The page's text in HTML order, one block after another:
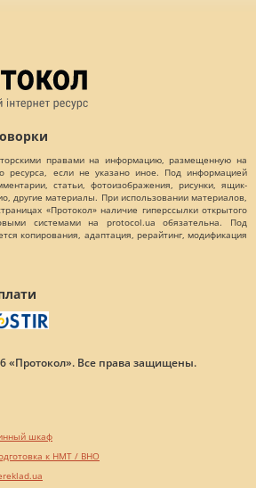
правами на информацию, размещенную на
ресурса, если не указано иное. Под информацией
статьи, фотоизображения, рисунки, ящик-
другие материалы. При использовании материалов,
«Протокол» наличие гиперссылки открытого
системами на protocol.ua обязательна. Под
копирования, адаптация, рерайтинг, модификация
«Протокол». Все права защищены.
шкаф
к НМТ / ВНО